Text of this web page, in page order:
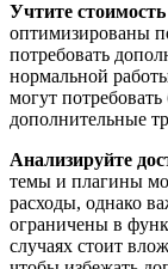
Учтите стоимость
оптимизированы
потребовать
нормальной
могут
дополнительные
Анализируйте
темы и плагины
расходы, однако
ограничены в
случаях стоит